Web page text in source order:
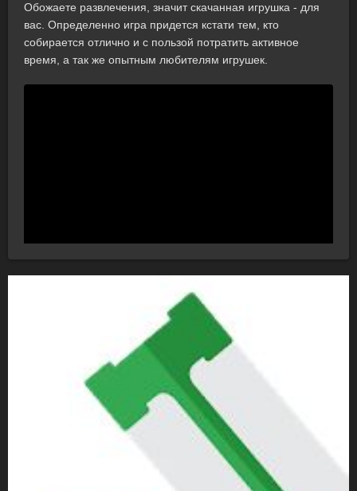
Обожаете развлечения, значит скачанная игрушка - для
вас. Определенно игра придется кстати тем, кто
собирается отлично и с пользой потратить активное
время, а так же опытным любителям игрушек.